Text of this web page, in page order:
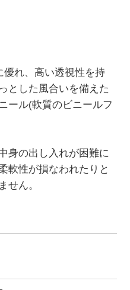
優れ、高い透視性を持
とした風合いを備えた
ール(軟質のビニールフ
身の出し入れが困難に
軟性が損なわれたりと
せん。